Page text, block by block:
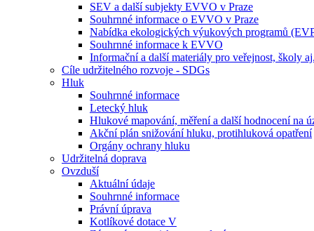
SEV a další subjekty EVVO v Praze
Souhrnné informace o EVVO v Praze
Nabídka ekologických výukových programů
Souhrnné informace k EVVO
Informační a další materiály pro veřejnost, školy aj.
Cíle udržitelného rozvoje - SDGs
Hluk
Souhrnné informace
Letecký hluk
Hlukové mapování, měření a další hodnocení na
Akční plán snižování hluku, protihluková opatření
Orgány ochrany hluku
Udržitelná doprava
Ovzduší
Aktuální údaje
Souhrnné informace
Právní úprava
Kotlíkové dotace V